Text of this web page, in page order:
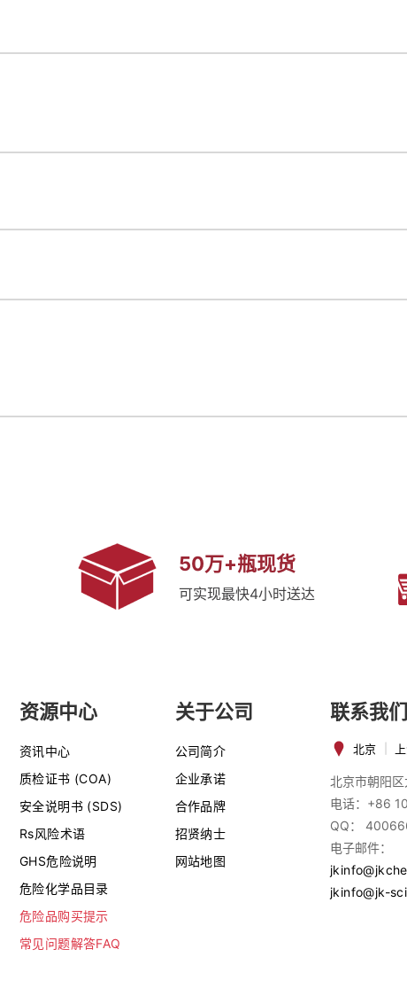
50万+瓶现货
可实现最快4小时送达
资源中心
资讯中心
质检证书 (COA)
安全说明书 (SDS)
Rs风险术语
GHS危险说明
危险化学品目录
危险品购买提示
常见问题解答FAQ
关于公司
公司简介
企业承诺
合作品牌
招贤纳士
网站地图
联系我们
北京
北京市朝阳
电话：+86
QQ：
电子邮件：
jkinfo@jk-